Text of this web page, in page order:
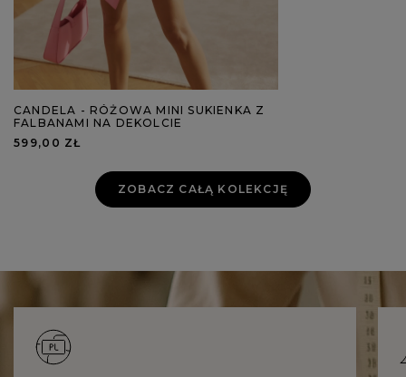
CANDELA - RÓŻOWA MINI SUKIENKA Z
FALBANAMI NA DEKOLCIE
599,00 ZŁ
ZOBACZ CAŁĄ KOLEKCJĘ